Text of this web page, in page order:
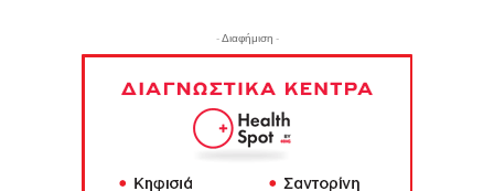
- Διαφήμιση -